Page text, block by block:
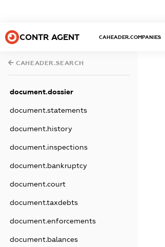
CONTR AGENT CAHEADER.COMPANIES
CAHEADER.SEARCH
document.dossier
document.statements
document.history
document.inspections
document.bankruptcy
document.court
document.taxdebts
document.enforcements
document.balances